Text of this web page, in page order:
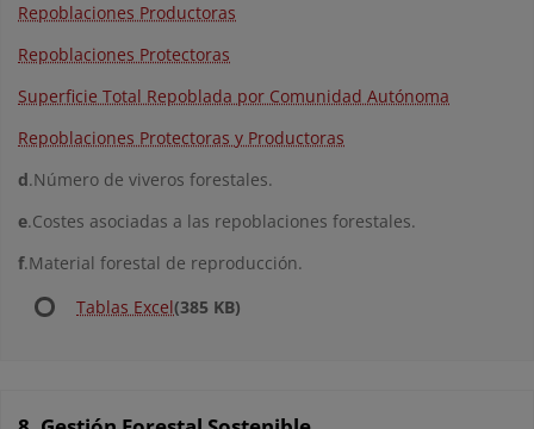
Repoblaciones Productoras
Repoblaciones Protectoras
Superficie Total Repoblada por Comunidad Autónoma
Repoblaciones Protectoras y Productoras
d.Número de viveros forestales.
e.Costes asociadas a las repoblaciones forestales.
f.Material forestal de reproducción.
Tablas Excel(385 KB)